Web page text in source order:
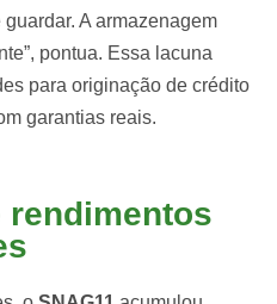
A armazenagem
pontua. Essa lacuna
para originação de crédito
garantias reais.
rendimentos